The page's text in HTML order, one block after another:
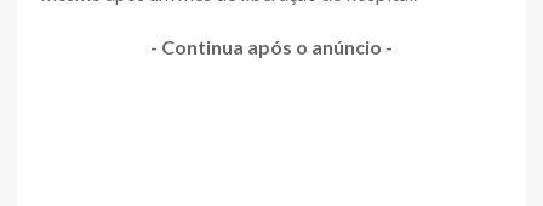
- Continua após o anúncio -